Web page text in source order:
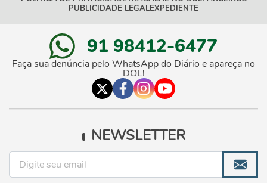
PUBLICIDADE LEGALEXPEDIENTE
91 98412-6477
Faça sua denúncia pelo WhatsApp do Diário e apareça no
DOL!
NEWSLETTER